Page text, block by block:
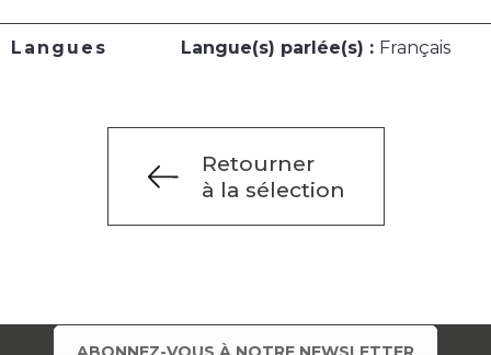
Langues Langue(s) parlée(s) : Français
Retourner
à la sélection